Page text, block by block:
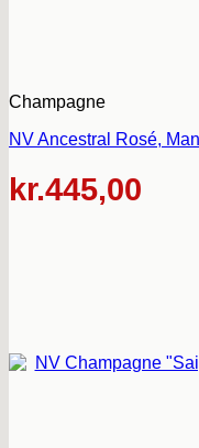
Champagne
NV Ancestral Rosé,
kr.445,00